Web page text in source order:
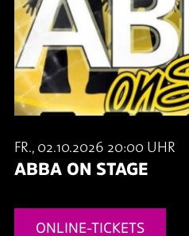
FR., 02.10.2026 20:00 UHR
ABBA ON STAGE
ONLINE-TICKETS